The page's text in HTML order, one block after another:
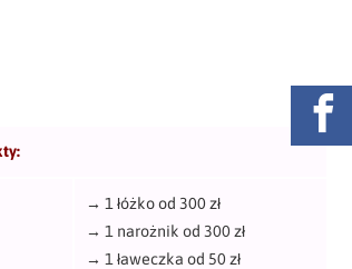
→1 łóżko od 300 zł
→1 narożnik od 300 zł
→1 ławeczka od 50 zł